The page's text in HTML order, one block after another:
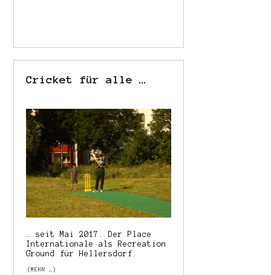
Cricket für alle …
… seit Mai 2017. Der Place
Internationale als Recreation
Ground für Hellersdorf.
(MEHR …)